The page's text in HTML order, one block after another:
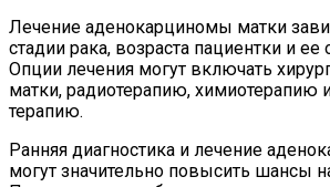
Лечение аденокарциномы матки
стадии рака, возраста пациентки и
Опции лечения могут включать
матки, радиотерапию, химиотерапию
терапию.
Ранняя диагностика и лечение
могут значительно повысить шансы